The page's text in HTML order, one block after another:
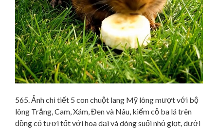
565. Ảnh chi tiết 5 con chuột lang Mỹ lông mượt với bộ
lông Trắng, Cam, Xám, Đen và Nâu, kiếm cỏ ba lá trên
đồng cỏ tươi tốt với hoa dại và dòng suối nhỏ giọt, dưới